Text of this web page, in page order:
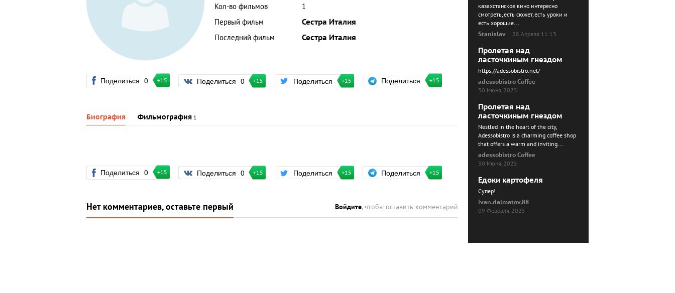
Кол-во фильмов
1
Первый фильм
Сестра Италия
Последний фильм
Сестра Италия
Поделиться 0 +15 Поделиться 0 +15 Поделиться +15 Поделиться +15
Биография Фильмография 1
Поделиться 0 +15 Поделиться 0 +15 Поделиться +15 Поделиться +15
Нет комментариев, оставьте первый Войдите, чтобы оставить комментарий
казахстанское кино интересно
смотреть, есть сюжет, есть уроки и
есть хорошие...
Stanislav
28 Апреля 11:13
Пролетая над
ласточкиным гнездом
https://adessobistro.net/
adessobistro Coffee
30 Июня, 2025
Пролетая над
ласточкиным гнездом
Nestled in the heart of the city,
Adessobistro is a charming coffee shop
that offers a warm and inviting...
adessobistro Coffee
30 Июня, 2025
Едоки картофеля
Cупер!
ivan.dalmatov.88
09 Февраля, 2025